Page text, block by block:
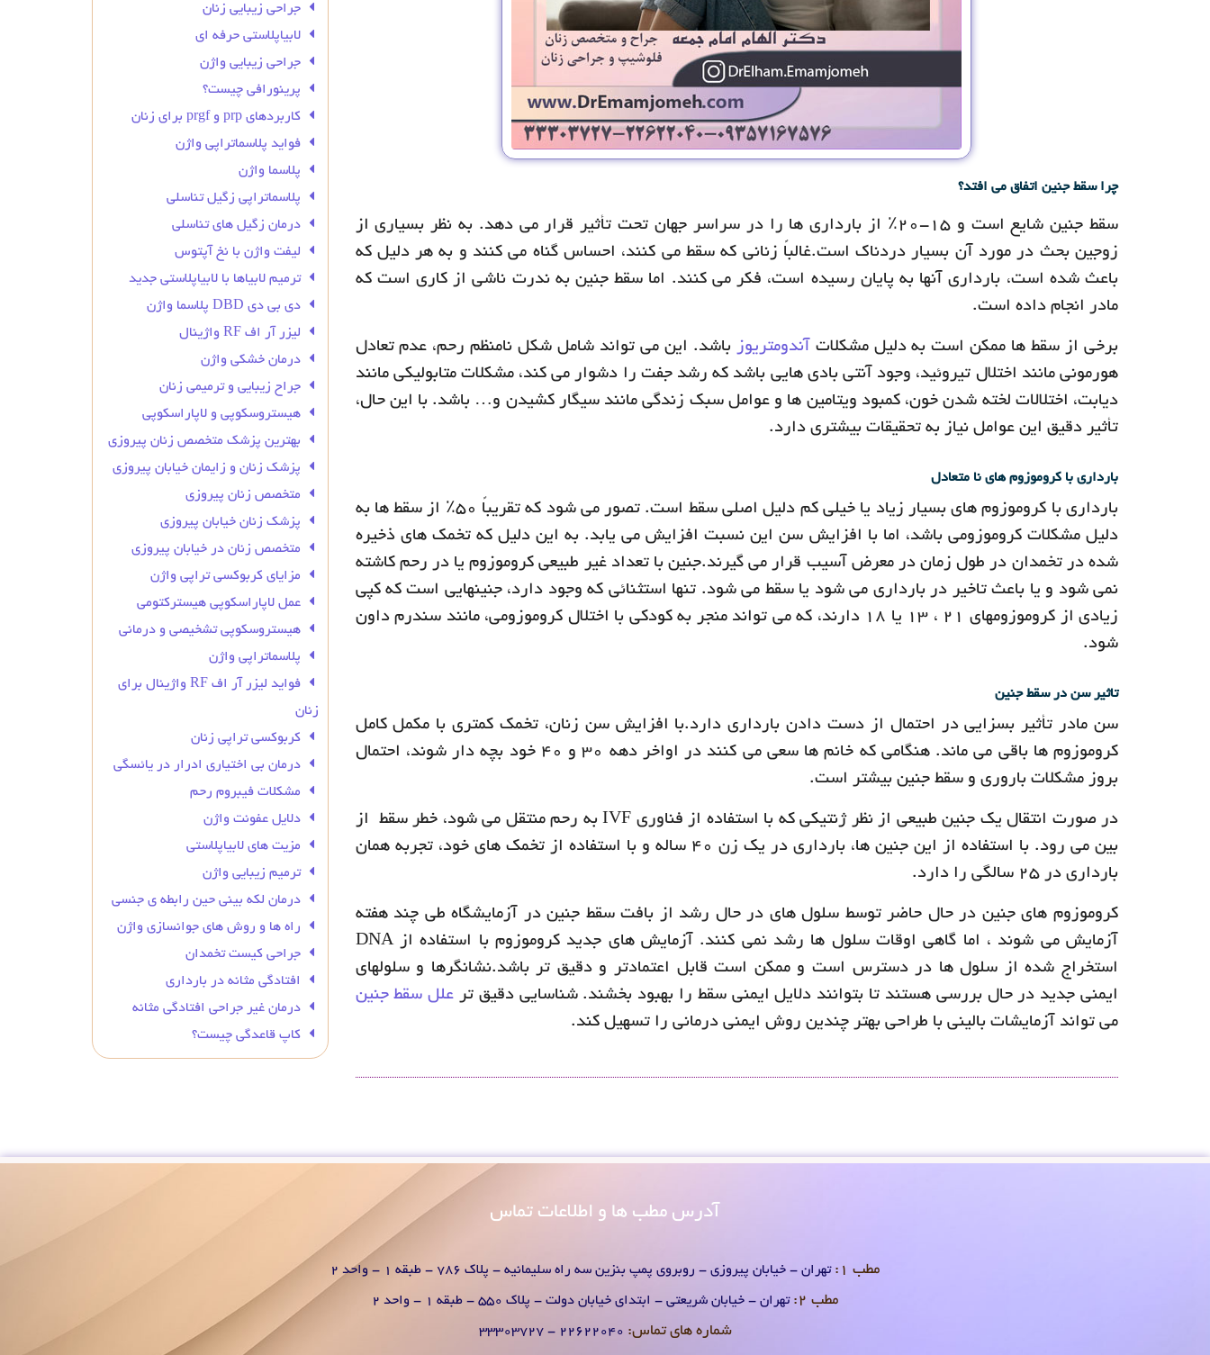
چرا سقط جنین اتفاق می افتد؟
سقط جنین شایع است و 15-20٪ از بارداری ها را در سراسر جهان تحت تأثیر قرار می دهد. به نظر بسیاری از
زوجین بحث در مورد آن بسیار دردناک است.غالباً زنانی که سقط می کنند، احساس گناه می کنند و به هر دلیل که
باعث شده است، بارداری آنها به پایان رسیده است، فکر می کنند. اما سقط جنین به ندرت ناشی از کاری است که
مادر انجام داده است.
برخی از سقط ها ممکن است به دلیل مشکلات آندومتریوز باشد. این می تواند شامل شکل نامنظم رحم، عدم تعادل
هورمونی مانند اختلال تیروئید، وجود آنتی بادی هایی باشد که رشد جفت را دشوار می کند، مشکلات متابولیکی مانند
دیابت، اختلالات لخته شدن خون، کمبود ویتامین ها و عوامل سبک زندگی مانند سیگار کشیدن و… باشد. با این حال،
تأثیر دقیق این عوامل نیاز به تحقیقات بیشتری دارد.
بارداری با کروموزوم های نا متعادل
بارداری با کروموزوم های بسیار زیاد یا خیلی کم دلیل اصلی سقط است. تصور می شود که تقریباً 50٪ از سقط ها به
دلیل مشکلات کروموزومی باشد، اما با افزایش سن این نسبت افزایش می یابد. به این دلیل که تخمک های ذخیره
شده در تخمدان در طول زمان در معرض آسیب قرار می گیرند.جنین با تعداد غیر طبیعی کروموزوم یا در رحم کاشته
نمی شود و یا باعث تاخیر در بارداری می شود یا سقط می شود. تنها استثنائی که وجود دارد، جنینهایی است که کپی
زیادی از کروموزومهای 21 ، 13 یا 18 دارند، که می تواند منجر به کودکی با اختلال کروموزومی، مانند سندرم داون
شود.
تاثیر سن در سقط جنین
سن مادر تأثیر بسزایی در احتمال از دست دادن بارداری دارد.با افزایش سن زنان، تخمک کمتری با مکمل کامل
کروموزوم ها باقی می ماند. هنگامی که خانم ها سعی می کنند در اواخر دهه 30 و 40 خود بچه دار شوند، احتمال
بروز مشکلات باروری و سقط جنین بیشتر است.
در صورت انتقال یک جنین طبیعی از نظر ژنتیکی که با استفاده از فناوری IVF به رحم منتقل می شود، خطر سقط از
بین می رود. با استفاده از این جنین ها، بارداری در یک زن 40 ساله و با استفاده از تخمک های خود، تجربه همان
بارداری در 25 سالگی را دارد.
کروموزوم های جنین در حال حاضر توسط سلول های در حال رشد از بافت سقط جنین در آزمایشگاه طی چند هفته
آزمایش می شوند ، اما گاهی اوقات سلول ها رشد نمی کنند. آزمایش های جدید کروموزوم با استفاده از DNA
استخراج شده از سلول ها در دسترس است و ممکن است قابل اعتمادتر و دقیق تر باشد.نشانگرها و سلولهای
ایمنی جدید در حال بررسی هستند تا بتوانند دلایل ایمنی سقط را بهبود بخشند. شناسایی دقیق تر علل سقط جنین
می تواند آزمایشات بالینی با طراحی بهتر چندین روش ایمنی درمانی را تسهیل کند.
جراحی زیبایی زنان
لابیاپلاستی حرفه ای
جراحی زیبایی واژن
پرینورافی چیست؟
کاربردهای prp و prgf برای زنان
فواید پلاسماتراپی واژن
پلاسما واژن
پلاسماتراپی زگیل تناسلی
درمان زگیل‌ های تناسلی
لیفت واژن با نخ آپتوس
ترمیم لابیاها با لابیاپلاستی جدید
دی بی دی DBD پلاسما واژن
لیزر آر اف RF واژینال
درمان خشکی واژن
جراح زیبایی و ترمیمی زنان
هیستروسکوپی و لاپاراسکوپی
بهترین پزشک متخصص زنان پیروزی
پزشک زنان و زایمان خیابان پیروزی
متخصص زنان پیروزی
پزشک زنان خیابان پیروزی
متخصص زنان در خیابان پیروزی
مزایای کربوکسی تراپی واژن
عمل لاپاراسکوپی هیسترکتومی
هیستروسکوپی تشخیصی و درمانی
پلاسماتراپی واژن
فواید لیزر آر اف RF واژینال برای
زنان
کربوکسی تراپی زنان
درمان بی‌ اختیاری ادرار در یائسگی
مشکلات فیبروم رحم
دلایل عفونت واژن
مزیت های لابیاپلاستی
ترمیم زیبایی واژن
درمان لکه بینی حین رابطه ی جنسی
راه ها و روش های جوانسازی واژن
جراحی کیست تخمدان
افتادگی مثانه در بارداری
درمان غیر جراحی افتادگی مثانه
کاپ قاعدگی چیست؟
آدرس مطب ها و اطلاعات تماس
مطب 1: تهران - خیابان پیروزی - روبروی پمپ بنزین سه راه سلیمانیه - پلاک 786 - طبقه 1 - واحد 2
مطب 2: تهران - خیابان شریعتی - ابتدای خیابان دولت - پلاک 550 - طبقه 1 - واحد 2
شماره های تماس: